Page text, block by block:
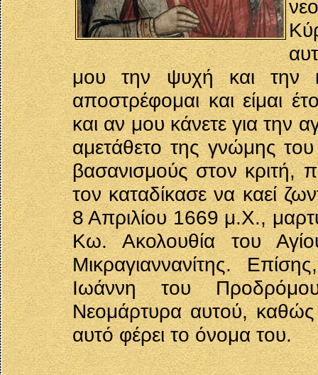
μου την ψυχή και την
αποστρέφομαι και είμαι
και αν μου κάνετε για την
αμετάθετο της γνώμης
βασανισμούς στον κριτή,
τον καταδίκασε να καεί
8 Απριλίου 1669 μ.Χ.,
Κω. Ακολουθία του
Μικραγιαννανίτης.
Ιωάννη του
Νεομάρτυρα αυτού,
αυτό φέρει το όνομα του.